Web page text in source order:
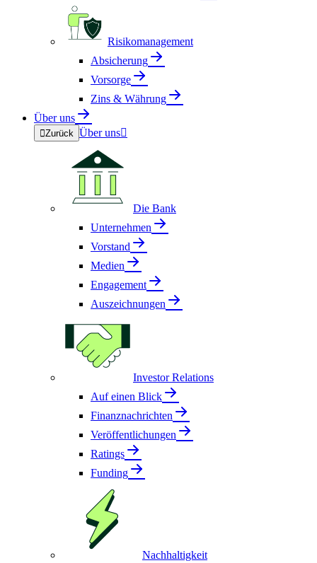
Risikomanagement
Absicherung
Vorsorge
Zins & Währung
Über uns
Zurück Über uns
Die Bank
Unternehmen
Vorstand
Medien
Engagement
Auszeichnungen
Investor Relations
Auf einen Blick
Finanznachrichten
Veröffentlichungen
Ratings
Funding
Nachhaltigkeit